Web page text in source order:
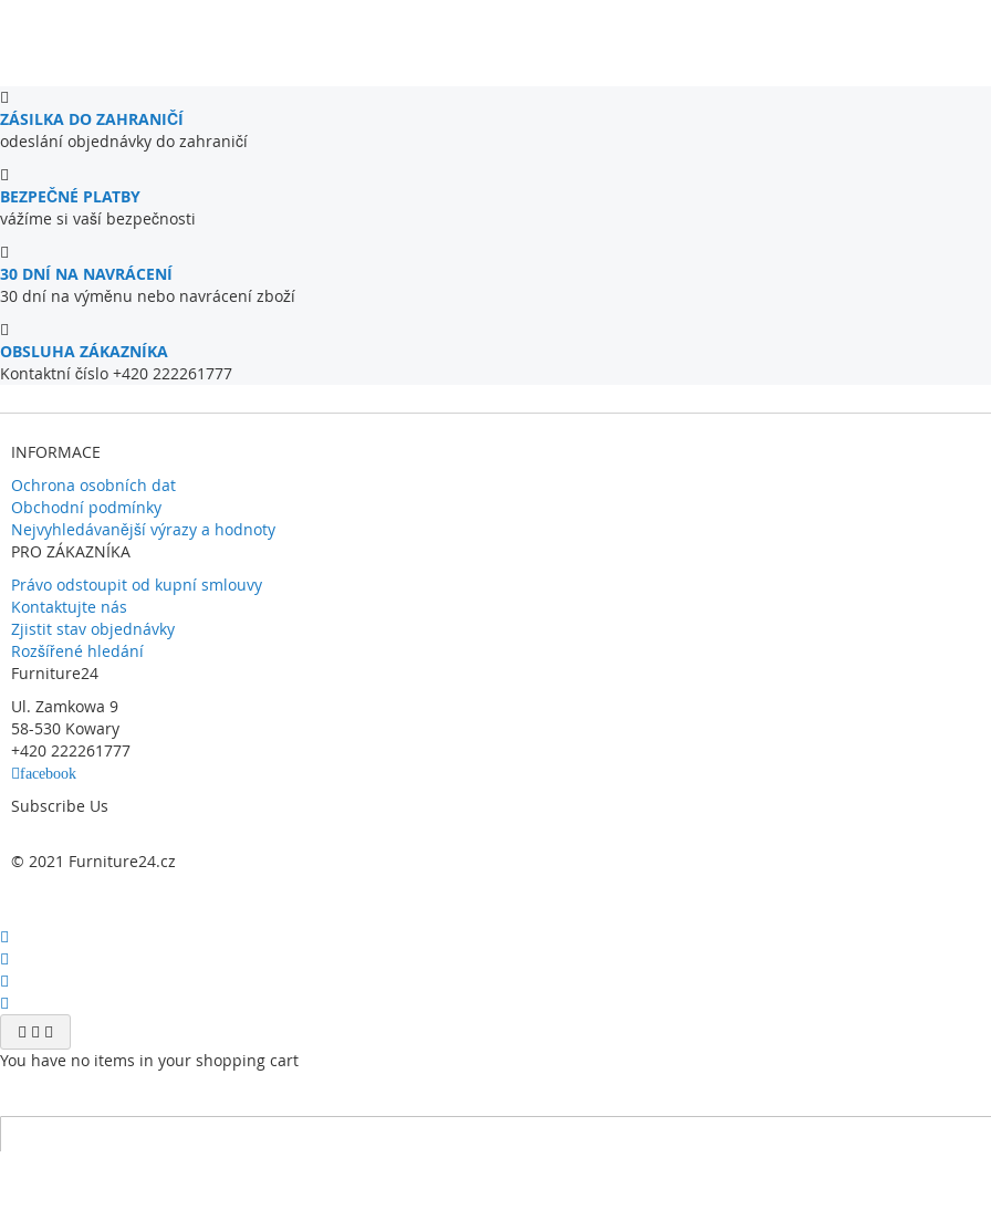
ZÁSILKA DO ZAHRANIČÍ
odeslání objednávky do zahraničí
BEZPEČNÉ PLATBY
vážíme si vaší bezpečnosti
30 DNÍ NA NAVRÁCENÍ
30 dní na výměnu nebo navrácení zboží
OBSLUHA ZÁKAZNÍKA
Kontaktní číslo +420 222261777
INFORMACE
Ochrona osobních dat
Obchodní podmínky
Nejvyhledávanější výrazy a hodnoty
PRO ZÁKAZNÍKA
Právo odstoupit od kupní smlouvy
Kontaktujte nás
Zjistit stav objednávky
Rozšířené hledání
Furniture24
Ul. Zamkowa 9
58-530 Kowary
+420 222261777
facebook
Subscribe Us
© 2021 Furniture24.cz
You have no items in your shopping cart